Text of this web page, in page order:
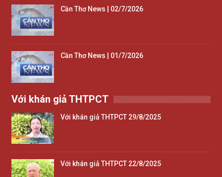
Cần Thơ News | 02/7/2026
Cần Thơ News | 01/7/2026
Với khán giả THTPCT
Với khán giả THTPCT 29/8/2025
Với khán giả THTPCT 22/8/2025